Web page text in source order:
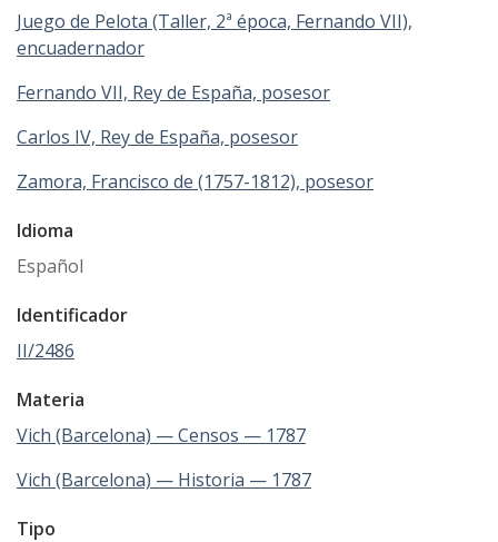
Juego de Pelota (Taller, 2ª época, Fernando VII),
encuadernador
Fernando VII, Rey de España, posesor
Carlos IV, Rey de España, posesor
Zamora, Francisco de (1757-1812), posesor
Idioma
Español
Identificador
II/2486
Materia
Vich (Barcelona) — Censos — 1787
Vich (Barcelona) — Historia — 1787
Tipo